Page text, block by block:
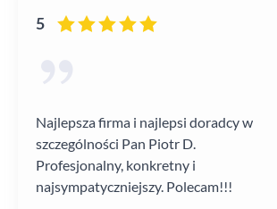
5
Najlepsza firma i najlepsi doradcy w
szczególności Pan Piotr D.
Profesjonalny, konkretny i
najsympatyczniejszy. Polecam!!!